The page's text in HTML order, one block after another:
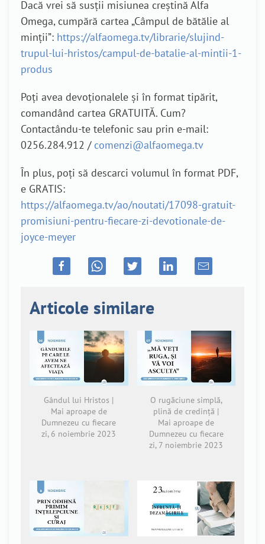
Dacă vrei să susții misiunea creștină Alfa
Omega, cumpără cartea „Câmpul de bătălie al
minții”: https://alfaomega.tv/librarie/slujind-
trupul-lui-hristos/campul-de-batalie-al-mintii-1-
produs
Poți avea devoționalele și în format tipărit,
comandând cartea GRATUITĂ. Cum?
Contactându-te telefonic sau prin e-mail:
0256.284.912 / comenzi@alfaomega.tv
În plus, poți să descarci volumul în format PDF,
e GRATIS:
https://alfaomega.tv/ao/noutati/17098-gratuit-
promisiuni-pentru-fiecare-zi-devotionale-de-
joyce-meyer
Articole similare
Gândul lui Hristos |
Mai aproape de
Dumnezeu cu fiecare
zi, 6 noiembrie 2023
O rugăciune simplă,
plină de credință |
Mai aproape de
Dumnezeu cu fiecare
zi, 7 noiembrie 2023